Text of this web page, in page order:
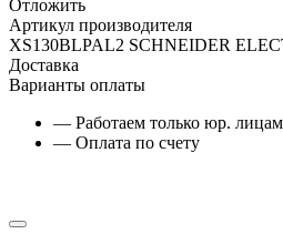
Отложить
Артикул производителя
XS130BLPAL2 SCHNEIDER
Доставка
Варианты оплаты
— Работаем только юр.
— Оплата по счету